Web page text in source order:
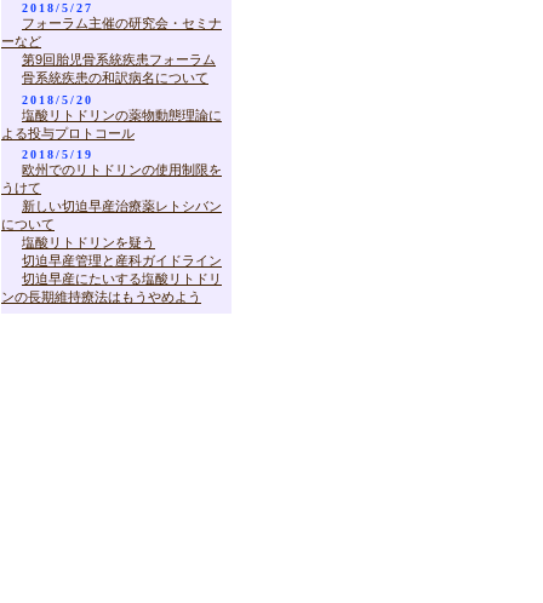
2018/5/27
フォーラム主催の研究会・セミナ
ーなど
第9回胎児骨系統疾患フォーラム
骨系統疾患の和訳病名について
2018/5/20
塩酸リトドリンの薬物動態理論に
よる投与プロトコール
2018/5/19
欧州でのリトドリンの使用制限を
うけて
新しい切迫早産治療薬レトシバン
について
塩酸リトドリンを疑う
切迫早産管理と産科ガイドライン
切迫早産にたいする塩酸リトドリ
ンの長期維持療法はもうやめよう